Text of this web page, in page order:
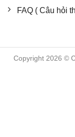
FAQ ( Câu hỏi
Copyright 2026 ©